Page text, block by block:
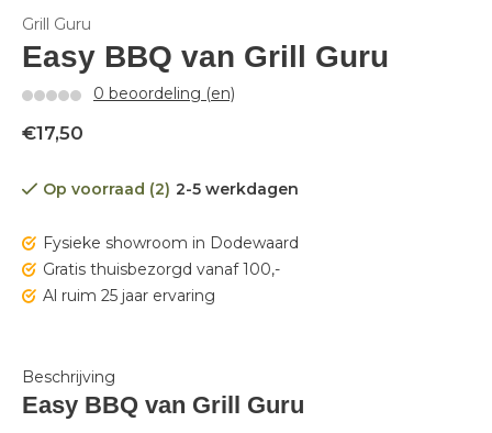
Grill Guru
Easy BBQ van Grill Guru
0 beoordeling (en)
€17,50
Op voorraad (2) 2-5 werkdagen
Fysieke showroom in Dodewaard
Gratis thuisbezorgd vanaf 100,-
Al ruim 25 jaar ervaring
Beschrijving
Easy BBQ van Grill Guru